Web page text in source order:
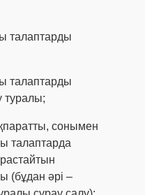
талаптарды
талаптарды
туралы;
сонымен
талаптарда
растайтын
(бұдан әрі –